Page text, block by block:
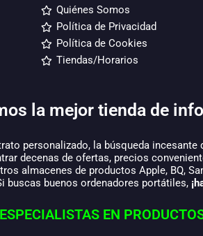
Quiénes Somos
Política de Privacidad
Política de Cookies
Tiendas/Horarios
la mejor tienda de
personalizado, la búsqueda
decenas de ofertas, precios
almacenes de productos Apple, BQ,
buscas buenos ordenadores portátiles,
EN